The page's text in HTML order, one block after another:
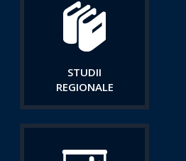
STUDII
REGIONALE